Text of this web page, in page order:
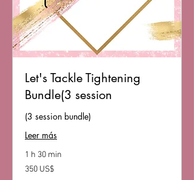
Let's Tackle Tightening
Bundle(3 session
(3 session bundle)
Leer más
1 h 30 min
350
dólares
350 US$